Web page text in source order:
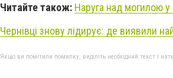
Читайте також: Наруга над могилою у
Чернівці знову лідирує: де виявили
Якщо ви помітили помилку, виділіть необхідний текст і